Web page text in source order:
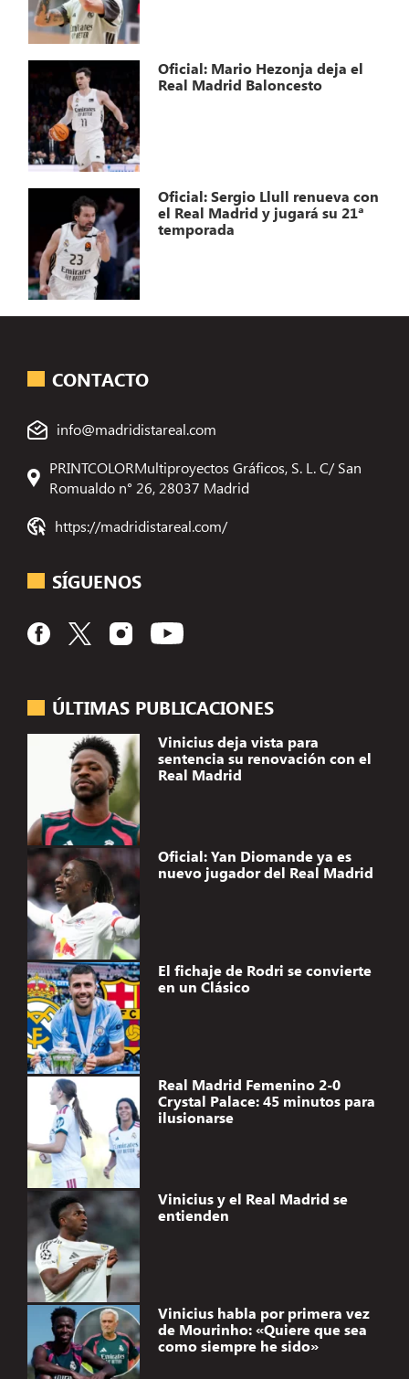
Oficial: Mario Hezonja deja el
Real Madrid Baloncesto
Oficial: Sergio Llull renueva con
el Real Madrid y jugará su 21ª
temporada
ÚLTIMAS PUBLICACIONES
Vinicius deja vista para
sentencia su renovación con el
Real Madrid
Oficial: Yan Diomande ya es
nuevo jugador del Real Madrid
El fichaje de Rodri se convierte
en un Clásico
Real Madrid Femenino 2-0
Crystal Palace: 45 minutos para
ilusionarse
Vinicius y el Real Madrid se
entienden
Vinicius habla por primera vez
de Mourinho: «Quiere que sea
como siempre he sido»
CONTACTO
info@madridistareal.com
PRINTCOLORMultiproyectos Gráficos, S. L. C/ San
Romualdo n° 26, 28037 Madrid
https://madridistareal.com/
SÍGUENOS